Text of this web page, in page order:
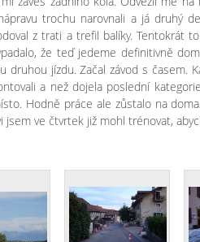
trochu narovnali a já druhý
z trati a trefil balíky. Tentokrát
že teď jedeme definitivně
druhou jízdu. Začal závod s časem.
a než dojela poslední
Hodně práce ale zůstalo na
jsem ve čtvrtek již mohl trénovat,